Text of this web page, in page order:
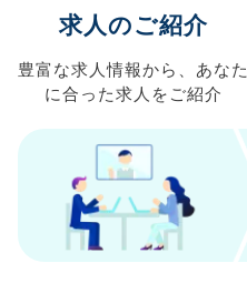
求人のご紹介
豊富な求人情報から、 あなた
に合った求人を ご紹介